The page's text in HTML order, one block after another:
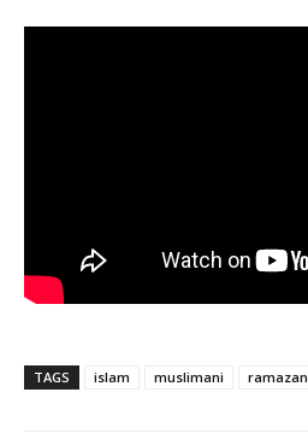
TAGS islam muslimani ramazan